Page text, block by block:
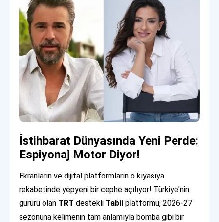
İstihbarat Dünyasında Yeni Perde:
Espiyonaj Motor Diyor!
Ekranların ve dijital platformların o kıyasıya
rekabetinde yepyeni bir cephe açılıyor! Türkiye'nin
gururu olan TRT destekli Tabii platformu, 2026-27
sezonuna kelimenin tam anlamıyla bomba gibi bir